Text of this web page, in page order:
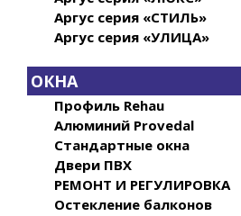
Аргус серия «СТИЛЬ»
Аргус серия «УЛИЦА»
ОКНА
Профиль Rehau
Алюминий Provedal
Стандартные окна
Двери ПВХ
РЕМОНТ И РЕГУЛИРОВКА
Остекление балконов